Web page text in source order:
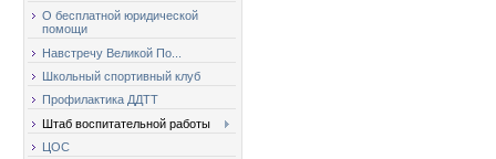
О бесплатной юридической
помощи
Навстречу Великой По...
Школьный спортивный клуб
Профилактика ДДТТ
Штаб воспитательной работы
ЦОС